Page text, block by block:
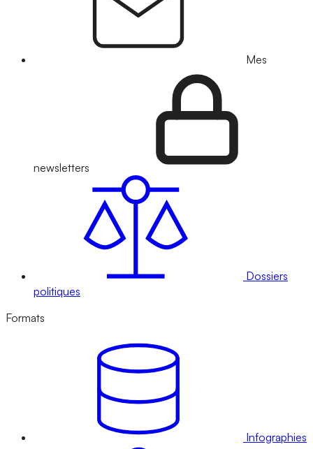
Mes
newsletters
Dossiers
politiques
Formats
Infographies